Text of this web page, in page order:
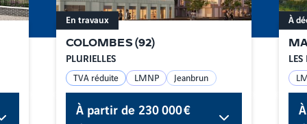
COLOMBES(92)
PLURIELLES
En travaux
TVA réduite LMNP Jeanbrun
À partir de230 000 €
LES
À